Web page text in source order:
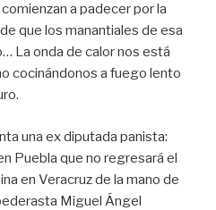
a padecer por la
que los manantiales de esa
La onda de calor nos está
cocinándonos a fuego lento
una ex diputada panista:
Puebla que no regresará el
en Veracruz de la mano de
Miguel Ángel